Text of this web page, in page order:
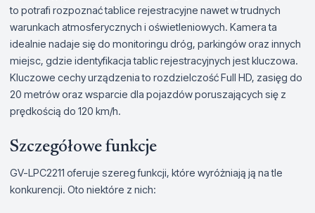
to potrafi rozpoznać tablice rejestracyjne nawet w trudnych
warunkach atmosferycznych i oświetleniowych. Kamera ta
idealnie nadaje się do monitoringu dróg, parkingów oraz innych
miejsc, gdzie identyfikacja tablic rejestracyjnych jest kluczowa.
Kluczowe cechy urządzenia to rozdzielczość Full HD, zasięg do
20 metrów oraz wsparcie dla pojazdów poruszających się z
prędkością do 120 km/h.
Szczegółowe funkcje
GV-LPC2211 oferuje szereg funkcji, które wyróżniają ją na tle
konkurencji. Oto niektóre z nich: